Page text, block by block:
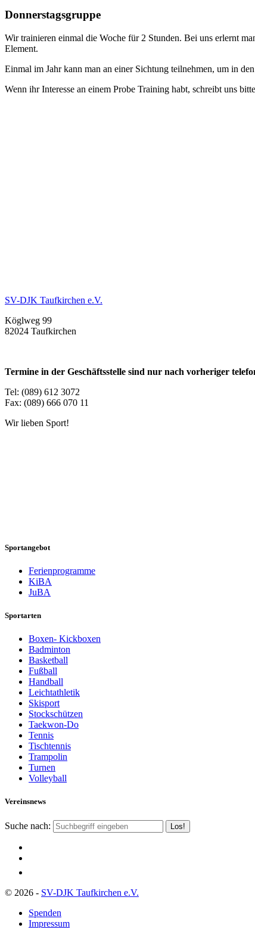
Donnerstagsgruppe
Wir trainieren einmal die Woche für 2 Stunden. Bei uns erlernt
Element.
Einmal im Jahr kann man an einer Sichtung teilnehmen, um in
Wenn ihr Interesse an einem Probe Training habt, schreibt uns
SV-DJK Taufkirchen e.V.
Köglweg 99
82024 Taufkirchen
Termine in der Geschäftsstelle sind nur nach vorheriger
Tel: (089) 612 3072
Fax: (089) 666 070 11
Wir lieben Sport!
Sportangebot
Ferienprogramme
KiBA
JuBA
Sportarten
Boxen- Kickboxen
Badminton
Basketball
Fußball
Handball
Leichtathletik
Skisport
Stockschützen
Taekwon-Do
Tennis
Tischtennis
Trampolin
Turnen
Volleyball
Vereinsnews
Suche nach:
© 2026 - SV-DJK Taufkirchen e.V.
Spenden
Impressum